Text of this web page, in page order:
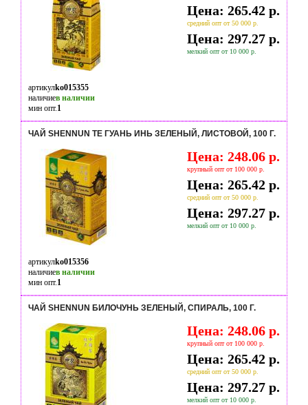
Цена: 265.42 р.
средний опт от 50 000 р.
Цена: 297.27 р.
мелкий опт от 10 000 р.
артикулko015355
наличиев наличии
мин опт.1
ЧАЙ SHENNUN ТЕ ГУАНЬ ИНЬ ЗЕЛЕНЫЙ, ЛИСТОВОЙ, 100 Г.
Цена: 248.06 р.
крупный опт от 100 000 р.
Цена: 265.42 р.
средний опт от 50 000 р.
Цена: 297.27 р.
мелкий опт от 10 000 р.
артикулko015356
наличиев наличии
мин опт.1
ЧАЙ SHENNUN БИЛОЧУНЬ ЗЕЛЕНЫЙ, СПИРАЛЬ, 100 Г.
Цена: 248.06 р.
крупный опт от 100 000 р.
Цена: 265.42 р.
средний опт от 50 000 р.
Цена: 297.27 р.
мелкий опт от 10 000 р.